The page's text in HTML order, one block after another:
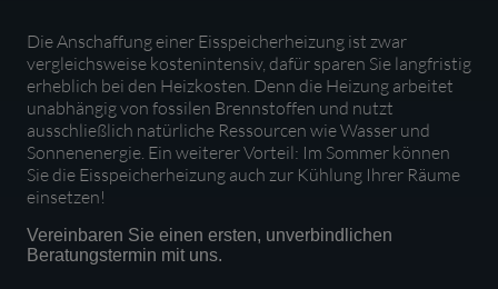
Die Anschaffung einer Eisspeicherheizung ist zwar
vergleichsweise kostenintensiv, dafür sparen Sie langfristig
erheblich bei den Heizkosten. Denn die Heizung arbeitet
unabhängig von fossilen Brennstoffen und nutzt
ausschließlich natürliche Ressourcen wie Wasser und
Sonnenenergie. Ein weiterer Vorteil: Im Sommer können
Sie die Eisspeicherheizung auch zur Kühlung Ihrer Räume
einsetzen!
Vereinbaren Sie einen ersten, unverbindlichen
Beratungstermin mit uns.